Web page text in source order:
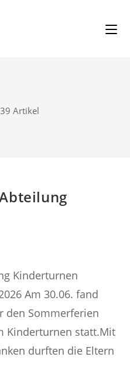
Artikel
Kinderturnen
Am 30.06. fand
den Sommerferien
Kinderturnen statt.Mit
durften die Eltern